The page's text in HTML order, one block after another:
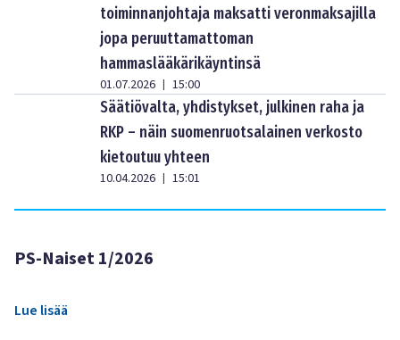
toiminnanjohtaja maksatti veronmaksajilla
jopa peruuttamattoman
hammaslääkärikäyntinsä
01.07.2026 | 15:00
Säätiövalta, yhdistykset, julkinen raha ja
RKP – näin suomenruotsalainen verkosto
kietoutuu yhteen
10.04.2026 | 15:01
PS-Naiset 1/2026
Lue lisää